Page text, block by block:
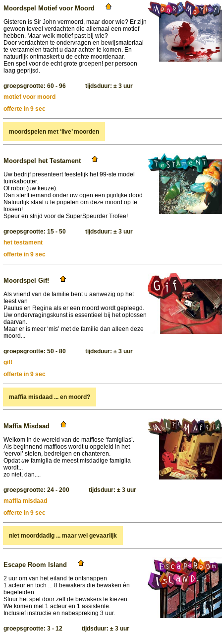
Moordspel Motief voor Moord
Gisteren is Sir John vermoord, maar door wie? Er zijn
gewoon teveel verdachten die allemaal een motief
hebben. Maar welk motief past bij wie?
Door verdachten te ondervragen en bewijsmateriaal
te verzamelen tracht u daar achter te komen. En
natuurlijk ontmaskert u de echte moordenaar.
Een spel voor de echt grote groepen! per persoon
laag geprijsd.
groepsgrootte: 60 - 96 tijdsduur: ± 3 uur
motief voor moord
offerte in 9 sec
moordspelen met ‘live’ moorden
Moordspel het Testament
Uw bedrijf presenteert feestelijk het 99-ste model
tuinkabouter.
Of robot (uw keuze).
Dan sterft iemand onder uw ogen een pijnlijke dood.
Natuurlijk staat u te popelen om deze moord op te
lossen!
Speur en strijd voor de SuperSpeurder Trofee!
groepsgrootte: 15 - 50 tijdsduur: ± 3 uur
het testament
offerte in 9 sec
Moordspel Gif!
Als vriend van de familie bent u aanwezig op het
feest van
Paulus en Regina als er een moord wordt gepleegd.
Uw ondervragingskunst is essentieel bij het oplossen
daarvan.
Maar er is meer ‘mis’ met de familie dan alleen deze
moord...
groepsgrootte: 50 - 80 tijdsduur: ± 3 uur
gif!
offerte in 9 sec
maffia misdaad ... en moord?
Maffia Misdaad
Welkom in de wereld van de maffiose ‘famiglias’.
Als beginnend maffioos wordt u opgeleid in het
‘eervol’ stelen, bedreigen en chanteren.
Opdatuwfamiglia de meest misdadige famiglia
wordt...
zo niet, dan....
groepsgrootte: 24 - 200 tijdsduur: ± 3 uur
maffia misdaad
offerte in 9 sec
niet moorddadig ... maar wel gevaarlijk
Escape Room Island
2 uur om van het eiland te ontsnappen
1 acteur en toch ... 8 bewakers die bewaken èn
begeleiden
Stuur het spel door zelf de bewakers te kiezen.
We komen met 1 acteur en 1 assistente.
Inclusief instructie en nabespreking 3 uur.
groepsgrootte: 3 - 12 tijdsduur: ± 3 uur